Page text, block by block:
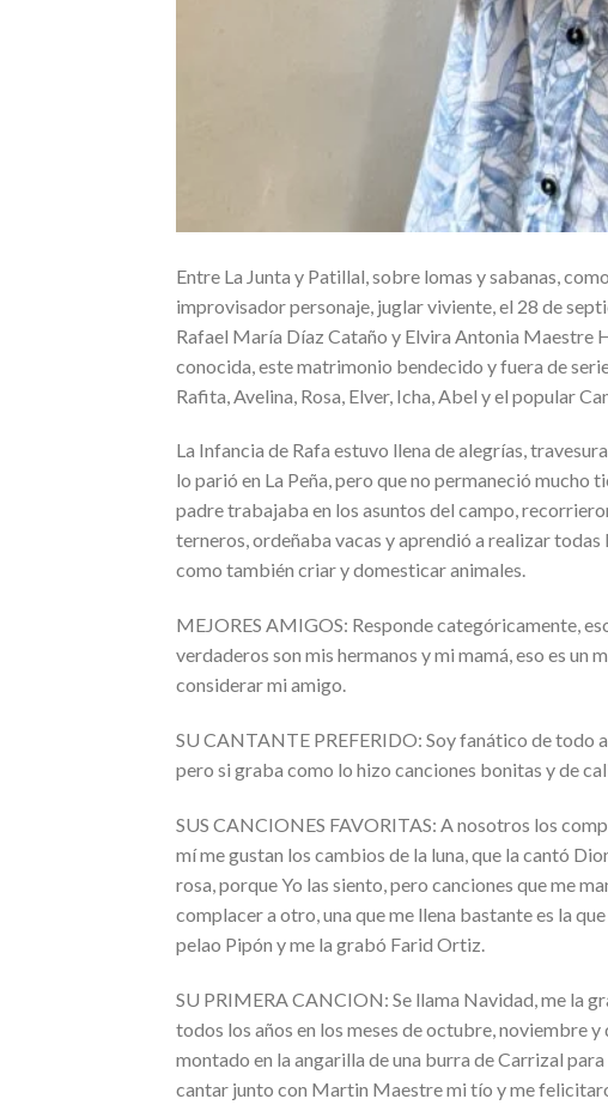
Entre La Junta y Patillal, sobre lomas y sabanas,
improvisador personaje, juglar viviente, el 28 de
Rafael María Díaz Cataño y Elvira Antonia Maestre
conocida, este matrimonio bendecido y fuera de
Rafita, Avelina, Rosa, Elver, Icha, Abel y el popular
La Infancia de Rafa estuvo llena de alegrías,
lo parió en La Peña, pero que no permaneció mucho
padre trabajaba en los asuntos del campo,
terneros, ordeñaba vacas y aprendió a realizar
como también criar y domesticar animales.
MEJORES AMIGOS: Responde categóricamente,
verdaderos son mis hermanos y mi mamá, eso es un
considerar mi amigo.
SU CANTANTE PREFERIDO: Soy fanático de todo
pero si graba como lo hizo canciones bonitas y de
SUS CANCIONES FAVORITAS: A nosotros los
mí me gustan los cambios de la luna, que la cantó
rosa, porque Yo las siento, pero canciones que me
complacer a otro, una que me llena bastante es la
pelao Pipón y me la grabó Farid Ortiz.
SU PRIMERA CANCION: Se llama Navidad, me la
todos los años en los meses de octubre, noviembre
montado en la angarilla de una burra de Carrizal
cantar junto con Martin Maestre mi tío y me